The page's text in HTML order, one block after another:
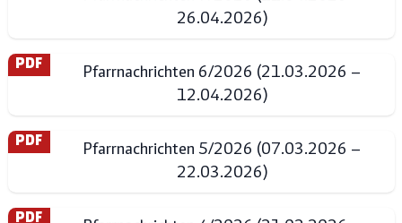
26.04.2026)
PDF
Pfarrnachrichten 6/2026 (21.03.2026 –
12.04.2026)
PDF
Pfarrnachrichten 5/2026 (07.03.2026 –
22.03.2026)
PDF